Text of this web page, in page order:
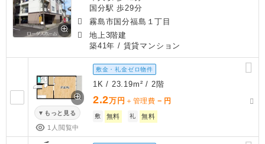
国分駅 歩29分
霧島市国分福島１丁目
地上3階建
築41年 / 賃貸マンション
もっと見る
1人閲覧中
敷金・礼金ゼロ物件
1K / 23.19m² / 2階
2.2万円 ＋管理費 － 円
敷 無料 礼 無料